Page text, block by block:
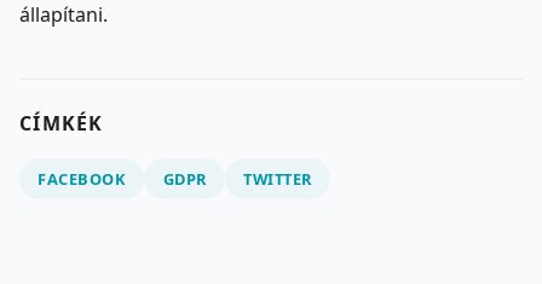
állapítani.
CÍMKÉK
FACEBOOK GDPR TWITTER